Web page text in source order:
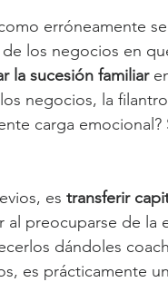
erróneamente
los negocios en
la sucesión familiar
negocios, la
carga
es transferir
al preocuparse de la
dándoles
es prácticamente